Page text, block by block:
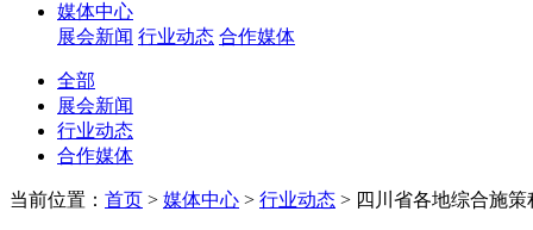
媒体中心
展会新闻 行业动态 合作媒体
全部
展会新闻
行业动态
合作媒体
当前位置： 首页 > 媒体中心 > 行业动态 > 四川省各地综合施